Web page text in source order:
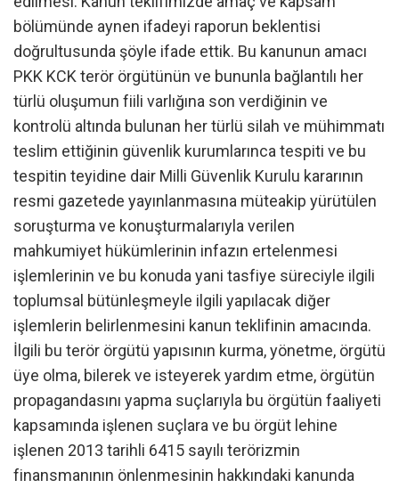
bölümünde aynen ifadeyi raporun beklentisi
doğrultusunda şöyle ifade ettik. Bu kanunun amacı
PKK KCK terör örgütünün ve bununla bağlantılı her
türlü oluşumun fiili varlığına son verdiğinin ve
kontrolü altında bulunan her türlü silah ve mühimmatı
teslim ettiğinin güvenlik kurumlarınca tespiti ve bu
tespitin teyidine dair Milli Güvenlik Kurulu kararının
resmi gazetede yayınlanmasına müteakip yürütülen
soruşturma ve konuşturmalarıyla verilen
mahkumiyet hükümlerinin infazın ertelenmesi
işlemlerinin ve bu konuda yani tasfiye süreciyle ilgili
toplumsal bütünleşmeyle ilgili yapılacak diğer
işlemlerin belirlenmesini kanun teklifinin amacında.
İlgili bu terör örgütü yapısının kurma, yönetme, örgütü
üye olma, bilerek ve isteyerek yardım etme, örgütün
propagandasını yapma suçlarıyla bu örgütün faaliyeti
kapsamında işlenen suçlara ve bu örgüt lehine
işlenen 2013 tarihli 6415 sayılı terörizmin
finansmanının önlenmesinin hakkındaki kanunda